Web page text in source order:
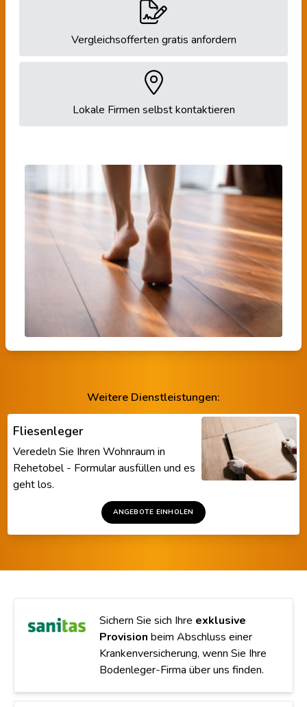
Vergleichsofferten gratis anfordern
Lokale Firmen selbst kontaktieren
Weitere Dienstleistungen:
Fliesenleger
Veredeln Sie Ihren Wohnraum in
Rehetobel - Formular ausfüllen und es
geht los.
ANGEBOTE EINHOLEN
Sichern Sie sich Ihre exklusive
Provision beim Abschluss einer
Krankenversicherung, wenn Sie Ihre
Bodenleger-Firma über uns finden.